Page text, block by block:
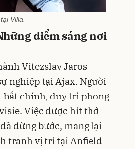
Villa.
điểm sáng nơi
Vitezslav Jaros
nghiệp tại Ajax. Người
bắt chính, duy trì phong
Việc được hít thở
dừng bước, mang lại
tranh vị trí tại Anfield